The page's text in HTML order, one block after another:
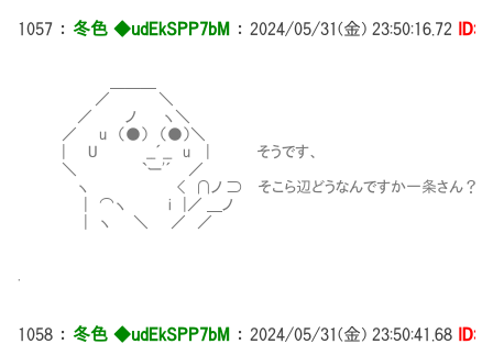
1057 ： 冬色 ◆udEkSPP7bM ： 2024/05/31(金) 23:50:16.72
／ ＼
／ ノ ヽ＼
／ u （●） （●）＼
| U __´__ u | そうです、
＼ `ー'´ ／
ヽ < ∩ノ ⊃ そこら辺どうなんですか一条さん？
| ⌒ヽ i |／ ＿ノ
| ヽ ＼ ／ ／
1058 ： 冬色 ◆udEkSPP7bM ： 2024/05/31(金) 23:50:41.68